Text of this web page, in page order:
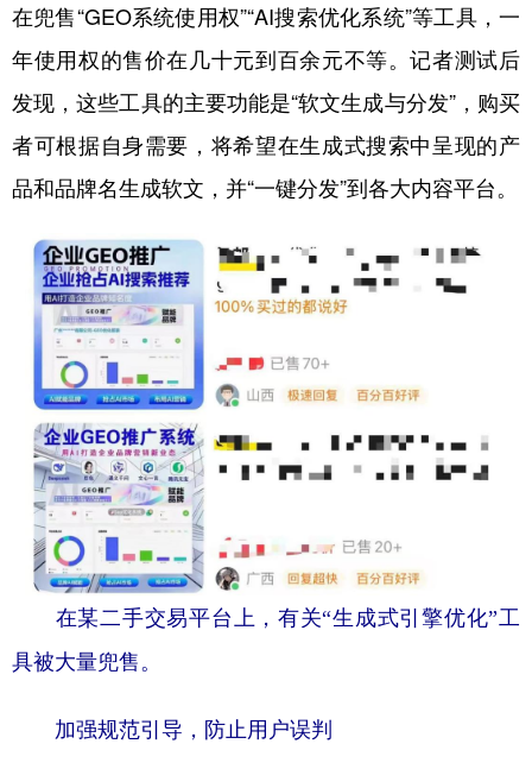
在兜售“GEO系统使用权”“AI搜索优化系统”等工具，一
年使用权的售价在几十元到百余元不等。记者测试后
发现，这些工具的主要功能是“软文生成与分发”，购买
者可根据自身需要，将希望在生成式搜索中呈现的产
品和品牌名生成软文，并“一键分发”到各大内容平台。
在某二手交易平台上，有关“生成式引擎优化”工
具被大量兜售。
加强规范引导，防止用户误判